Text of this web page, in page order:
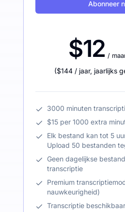
Abonneer
$12 /
($144 / jaar, jaarlijks
3000 minuten
$15 per 1000 extra
Elk bestand kan tot 5
Upload 50 bestanden
Geen dagelijkse
transcriptie
Premium
nauwkeurigheid)
Transcriptie